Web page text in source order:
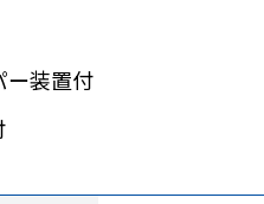
ー装置付